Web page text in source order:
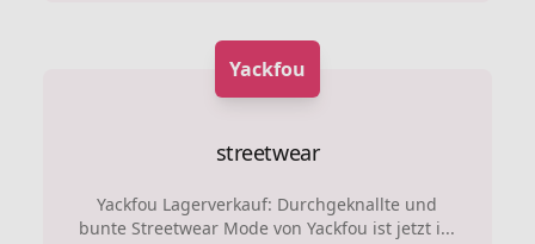
Yackfou
streetwear
Yackfou Lagerverkauf: Durchgeknallte und
bunte Streetwear Mode von Yackfou ist jetzt i...